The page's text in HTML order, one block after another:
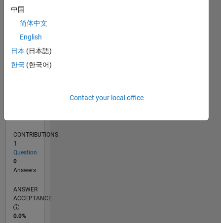
TIMELINE
RANK
47,775
CONTRIBUTIONS
1
Question
0
Answers
ANSWER
ACCEPTANCE
0.0%
中国
简体中文
English
日本 (日本語)
한국 (한국어)
Contact your local office